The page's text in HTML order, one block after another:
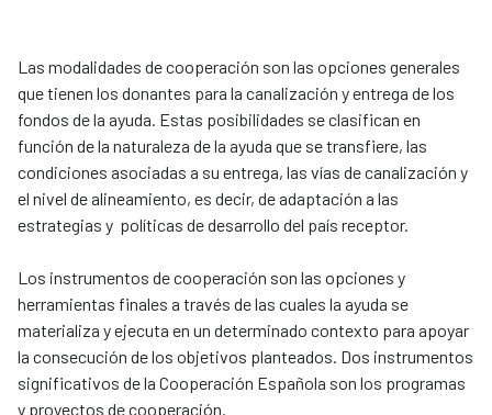
Las modalidades de cooperación son las opciones generales
que tienen los donantes para la canalización y entrega de los
fondos de la ayuda. Estas posibilidades se clasifican en
función de la naturaleza de la ayuda que se transfiere, las
condiciones asociadas a su entrega, las vías de canalización y
el nivel de alineamiento, es decir, de adaptación a las
estrategias y políticas de desarrollo del país receptor.
Los instrumentos de cooperación son las opciones y
herramientas finales a través de las cuales la ayuda se
materializa y ejecuta en un determinado contexto para apoyar
la consecución de los objetivos planteados. Dos instrumentos
significativos de la Cooperación Española son los programas
y proyectos de cooperación.